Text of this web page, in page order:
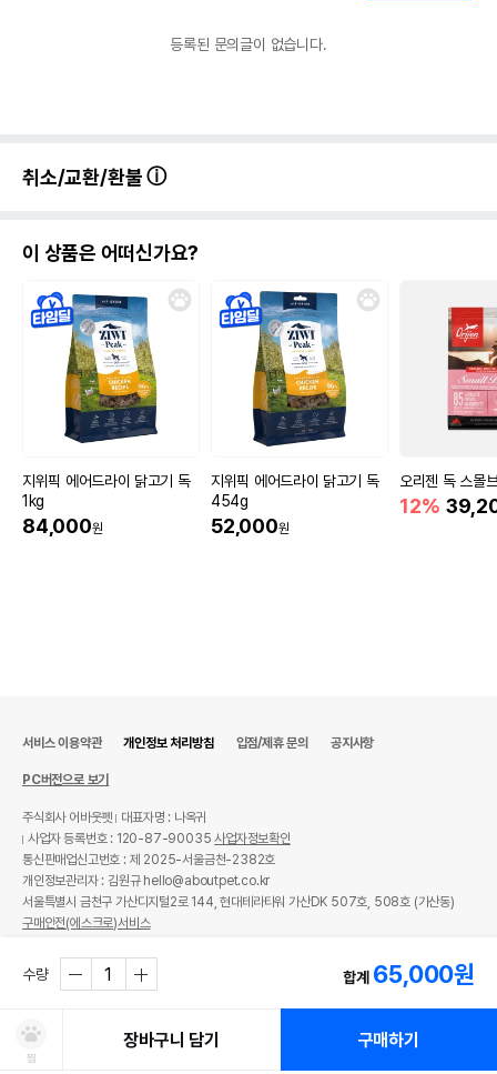
등록된 문의글이 없습니다.
취소/교환/환불
이 상품은 어떠신가요?
지위픽 에어드라이 닭고기 독
1kg
84,000원
지위픽 에어드라이 닭고기 독
454g
52,000원
오리젠 독 스몰
12%
수량 합계 65,000원
찜
장바구니 담기 구매하기
서비스 이용약관 개인정보 처리방침 입점/제휴 문의 공지사항
PC버전으로 보기
주식회사 어바웃펫
대표자명 : 나옥귀
사업자 등록번호 : 120-87-90035사업자정보확인
통신판매업신고번호 : 제 2025-서울금천-2382호
개인정보관리자 : 김원규 hello@aboutpet.co.kr
서울특별시 금천구 가산디지털2로 144, 현대테라타워 가산DK 507호, 508호 (가산동)
구매안전(에스크로)서비스